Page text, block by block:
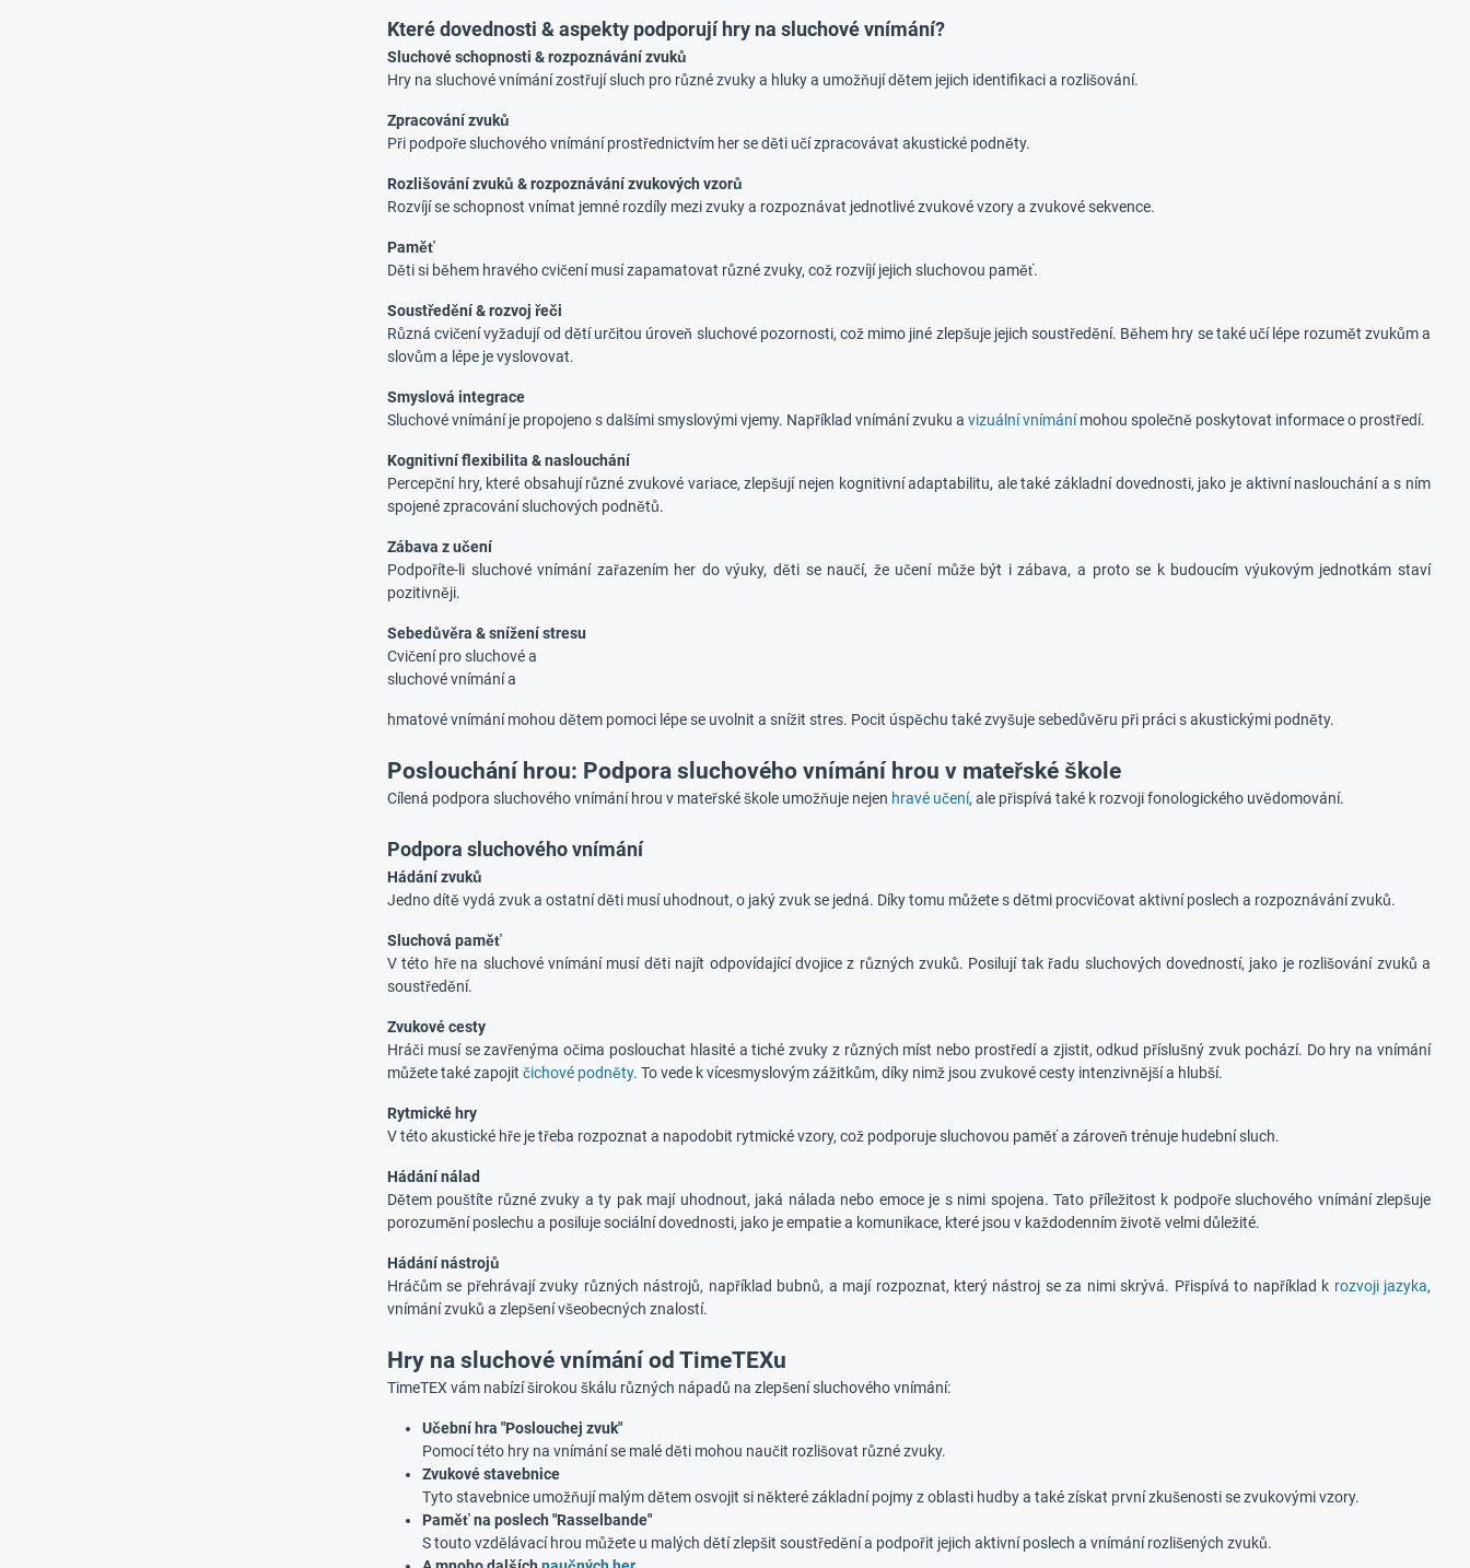
Které dovednosti & aspekty podporují hry na sluchové vnímání?
Sluchové schopnosti & rozpoznávání zvuků
Hry na sluchové vnímání zostřují sluch pro různé zvuky a hluky a umožňují dětem jejich identifikaci a rozlišování.
Zpracování zvuků
Při podpoře sluchového vnímání prostřednictvím her se děti učí zpracovávat akustické podněty.
Rozlišování zvuků & rozpoznávání zvukových vzorů
Rozvíjí se schopnost vnímat jemné rozdíly mezi zvuky a rozpoznávat jednotlivé zvukové vzory a zvukové sekvence.
Paměť
Děti si během hravého cvičení musí zapamatovat různé zvuky, což rozvíjí jejich sluchovou paměť.
Soustředění & rozvoj řeči
Různá cvičení vyžadují od dětí určitou úroveň sluchové pozornosti, což mimo jiné zlepšuje jejich soustředění. Během hry se také učí lépe rozumět zvukům a
slovům a lépe je vyslovovat.
Smyslová integrace
Sluchové vnímání je propojeno s dalšími smyslovými vjemy. Například vnímání zvuku a vizuální vnímánímohou společně poskytovat informace o prostředí.
Kognitivní flexibilita & naslouchání
Percepční hry, které obsahují různé zvukové variace, zlepšují nejen kognitivní adaptabilitu, ale také základní dovednosti, jako je aktivní naslouchání a s ním
spojené zpracování sluchových podnětů.
Zábava z učení
Podpoříte-li sluchové vnímání zařazením her do výuky, děti se naučí, že učení může být i zábava, a proto se k budoucím výukovým jednotkám staví
pozitivněji.
Sebedůvěra & snížení stresu
Cvičení pro sluchové a
sluchové vnímání a
hmatové vnímání mohou dětem pomoci lépe se uvolnit a snížit stres. Pocit úspěchu také zvyšuje sebedůvěru při práci s akustickými podněty.
Poslouchání hrou: Podpora sluchového vnímání hrou v mateřské škole
Cílená podpora sluchového vnímání hrou v mateřské škole umožňuje nejen hravé učení, ale přispívá také k rozvoji fonologického uvědomování.
Podpora sluchového vnímání
Hádání zvuků
Jedno dítě vydá zvuk a ostatní děti musí uhodnout, o jaký zvuk se jedná. Díky tomu můžete s dětmi procvičovat aktivní poslech a rozpoznávání zvuků.
Sluchová paměť
V této hře na sluchové vnímání musí děti najít odpovídající dvojice z různých zvuků. Posilují tak řadu sluchových dovedností, jako je rozlišování zvuků a
soustředění.
Zvukové cesty
Hráči musí se zavřenýma očima poslouchat hlasité a tiché zvuky z různých míst nebo prostředí a zjistit, odkud příslušný zvuk pochází. Do hry na vnímání
můžete také zapojit čichové podněty. To vede k vícesmyslovým zážitkům, díky nimž jsou zvukové cesty intenzivnější a hlubší.
Rytmické hry
V této akustické hře je třeba rozpoznat a napodobit rytmické vzory, což podporuje sluchovou paměť a zároveň trénuje hudební sluch.
Hádání nálad
Dětem pouštíte různé zvuky a ty pak mají uhodnout, jaká nálada nebo emoce je s nimi spojena. Tato příležitost k podpoře sluchového vnímání zlepšuje
porozumění poslechu a posiluje sociální dovednosti, jako je empatie a komunikace, které jsou v každodenním životě velmi důležité.
Hádání nástrojů
Hráčům se přehrávají zvuky různých nástrojů, například bubnů, a mají rozpoznat, který nástroj se za nimi skrývá. Přispívá to například k rozvoji jazyka,
vnímání zvuků a zlepšení všeobecných znalostí.
Hry na sluchové vnímání od TimeTEXu
TimeTEX vám nabízí širokou škálu různých nápadů na zlepšení sluchového vnímání:
Učební hra "Poslouchej zvuk"
Pomocí této hry na vnímání se malé děti mohou naučit rozlišovat různé zvuky.
Zvukové stavebnice
Tyto stavebnice umožňují malým dětem osvojit si některé základní pojmy z oblasti hudby a také získat první zkušenosti se zvukovými vzory.
Paměť na poslech "Rasselbande"
S touto vzdělávací hrou můžete u malých dětí zlepšit soustředění a podpořit jejich aktivní poslech a vnímání rozlišených zvuků.